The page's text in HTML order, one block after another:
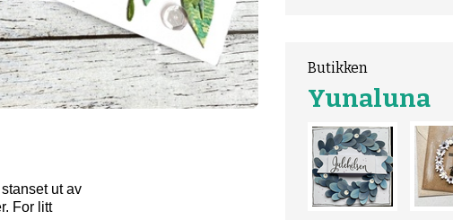
ut av
For litt
Butikken
Yunaluna